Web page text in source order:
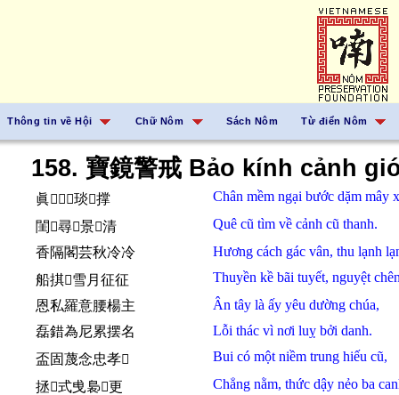
Thông tin về Hội Chữ Nôm Sách Nôm Từ điển Nôm
158. 寶鏡警戒 Bảo kính cảnh
眞𣼺𪿒𨀈琰𩄲撑 Chân mềm ngại bước dặm mây
閨𪧘尋𧗱景𪧘清
Quê cũ tìm về cảnh cũ thanh.
香隔閣芸秋冷冷
Hương cách gác vân, thu lạnh
船掑𣺽雪月征征
Thuyền kề bãi tuyết, nguyệt
恩私羅意腰楊主
Ân tây là ấy yêu dường chúa,
磊錯為尼累摆名
Lỗi thác vì nơi luỵ bởi danh.
盃固蔑念忠孝𪧘
Bui có một niềm trung hiếu cũ,
拯𦣰式曵裊𠀧更
Chẳng nằm, thức dậy nẻo ba